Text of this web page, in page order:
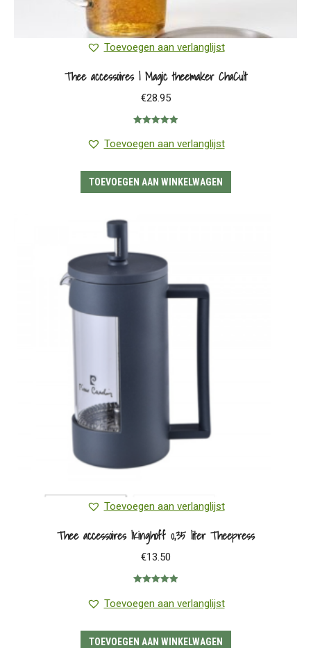
Toevoegen aan verlanglijst
Thee accessoires | Magic theemaker ChaCult
€28.95
5.00 uit 5
Toevoegen aan verlanglijst
TOEVOEGEN AAN WINKELWAGEN
Toevoegen aan verlanglijst
Thee accessoires |Kinghoff 0,35 liter Theepress
€13.50
5.00 uit 5
Toevoegen aan verlanglijst
TOEVOEGEN AAN WINKELWAGEN